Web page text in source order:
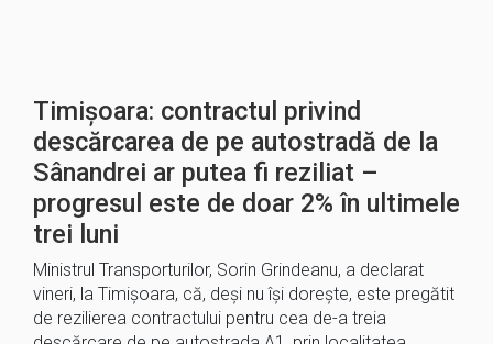
Timișoara: contractul privind
descărcarea de pe autostradă de la
Sânandrei ar putea fi reziliat –
progresul este de doar 2% în ultimele
trei luni
Ministrul Transporturilor, Sorin Grindeanu, a declarat
vineri, la Timişoara, că, deşi nu îşi doreşte, este pregătit
de rezilierea contractului pentru cea de-a treia